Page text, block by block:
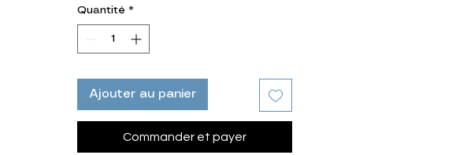
Quantité *
Ajouter au panier
Commander et payer